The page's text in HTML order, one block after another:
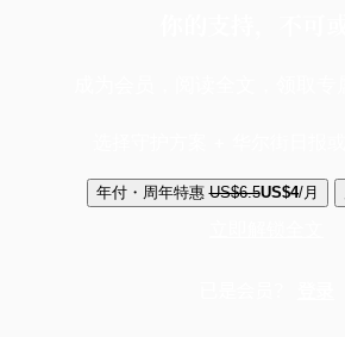
年付・周年特惠 US$6.5US$4/月